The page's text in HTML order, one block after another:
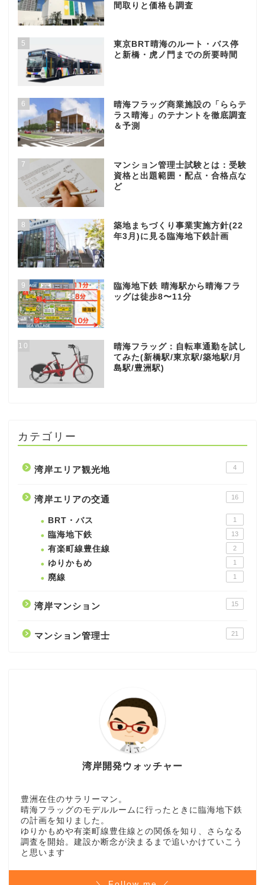
間取りと価格も調査
5
東京BRT晴海のルート・バス停
と新橋・虎ノ門までの所要時間
6
晴海フラッグ商業施設の「ららテ
ラス晴海」のテナントを徹底調査
＆予測
7
マンション管理士試験とは：受験
資格と出題範囲・配点・合格点な
ど
8
築地まちづくり事業実施方針(22
年3月)に見る臨海地下鉄計画
9
臨海地下鉄 晴海駅から晴海フラ
ッグは徒歩8〜11分
10
晴海フラッグ：自転車通勤を試し
てみた(新橋駅/東京駅/築地駅/月
島駅/豊洲駅)
カテゴリー
湾岸エリア観光地 4
湾岸エリアの交通 16
BRT・バス 1
臨海地下鉄 13
有楽町線豊住線 2
ゆりかもめ 1
廃線 1
湾岸マンション 15
マンション管理士 21
湾岸開発ウォッチャー
豊洲在住のサラリーマン。
晴海フラッグのモデルルームに行ったときに臨海地下鉄
の計画を知りました。
ゆりかもめや有楽町線豊住線との関係を知り、さらなる
調査を開始。建設か断念が決まるまで追いかけていこう
と思います